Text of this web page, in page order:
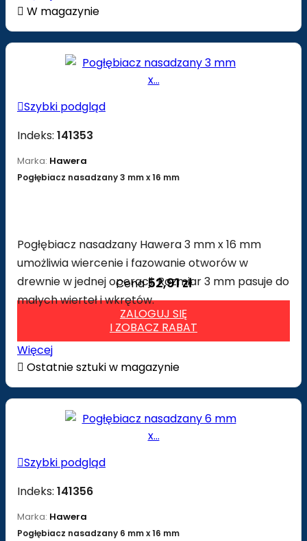
 W magazynie
Szybki podgląd
Indeks: 141353
Marka: Hawera
Pogłębiacz nasadzany 3 mm x 16 mm
Pogłębiacz nasadzany Hawera 3 mm x 16 mm
umożliwia wiercenie i fazowanie otworów w
drewnie w jednej operacji. Rozmiar 3 mm pasuje do
małych wierteł i wkrętów.
Cena52,91 zł
ZALOGUJ SIĘ
I ZOBACZ RABAT
Więcej
 Ostatnie sztuki w magazynie
Szybki podgląd
Indeks: 141356
Marka: Hawera
Pogłębiacz nasadzany 6 mm x 16 mm